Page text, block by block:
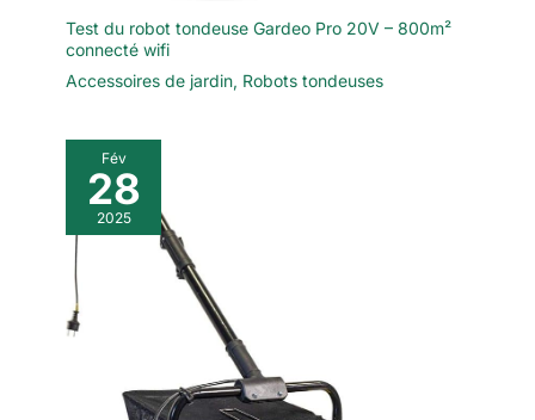
Test du robot tondeuse Gardeo Pro 20V – 800m²
connecté wifi
Accessoires de jardin, Robots tondeuses
Fév
28
2025